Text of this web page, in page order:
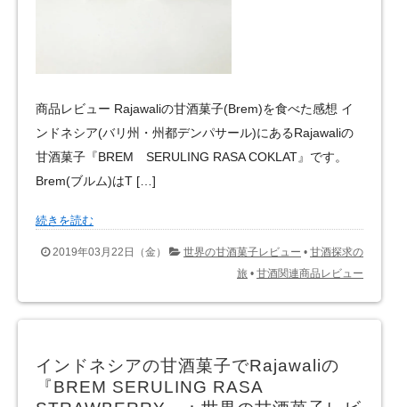
商品レビュー Rajawaliの甘酒菓子(Brem)を食べた感想 イ
ンドネシア(バリ州・州都デンパサール)にあるRajawaliの
甘酒菓子『BREM SERULING RASA COKLAT』です。
Brem(ブルム)はT […]
続きを読む
2019年03月22日（金） 世界の甘酒菓子レビュー • 甘酒探求の
旅 • 甘酒関連商品レビュー
インドネシアの甘酒菓子でRajawaliの
『BREM SERULING RASA